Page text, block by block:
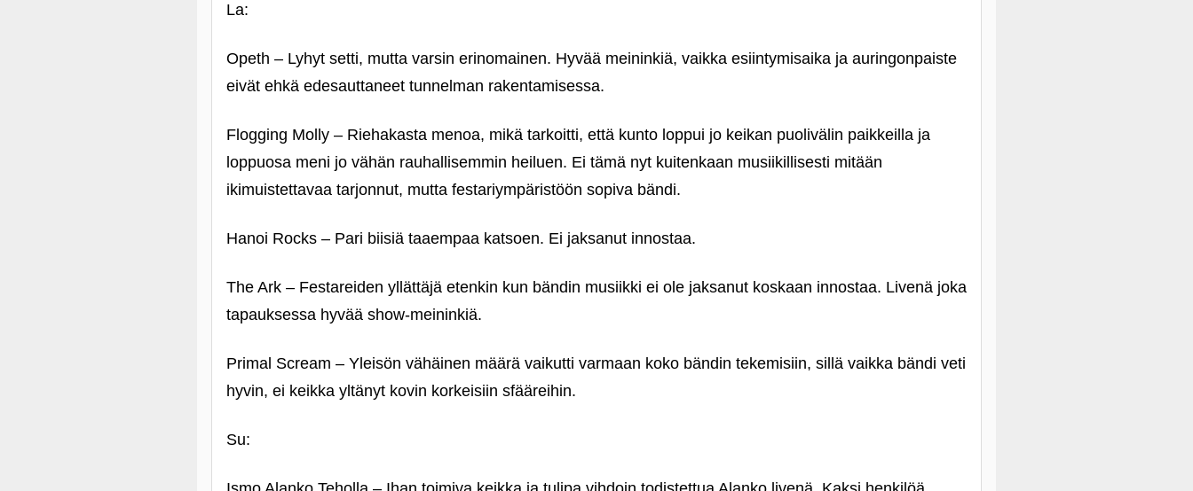
La:
Opeth – Lyhyt setti, mutta varsin erinomainen. Hyvää meininkiä, vaikka esiintymisaika ja auringonpaiste
eivät ehkä edesauttaneet tunnelman rakentamisessa.
Flogging Molly – Riehakasta menoa, mikä tarkoitti, että kunto loppui jo keikan puolivälin paikkeilla ja
loppuosa meni jo vähän rauhallisemmin heiluen. Ei tämä nyt kuitenkaan musiikillisesti mitään
ikimuistettavaa tarjonnut, mutta festariympäristöön sopiva bändi.
Hanoi Rocks – Pari biisiä taaempaa katsoen. Ei jaksanut innostaa.
The Ark – Festareiden yllättäjä etenkin kun bändin musiikki ei ole jaksanut koskaan innostaa. Livenä joka
tapauksessa hyvää show-meininkiä.
Primal Scream – Yleisön vähäinen määrä vaikutti varmaan koko bändin tekemisiin, sillä vaikka bändi veti
hyvin, ei keikka yltänyt kovin korkeisiin sfääreihin.
Su: